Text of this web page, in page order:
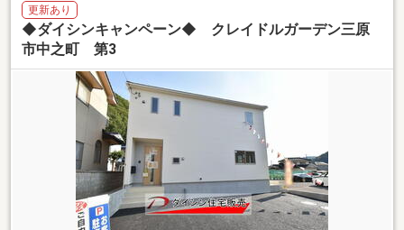
更新あり
◆ダイシンキャンペーン◆ クレイドルガーデン三原
市中之町 第3